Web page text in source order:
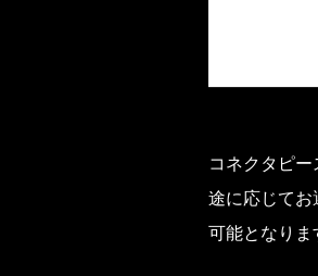
コネクタピ
途に応じてお
可能となりま